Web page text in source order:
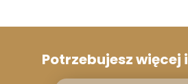
Potrzebujesz